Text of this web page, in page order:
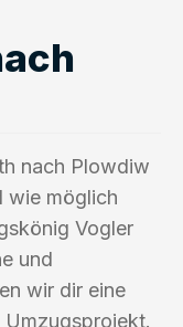
nach Plowdiw
wie möglich
Vogler
und
wir dir eine